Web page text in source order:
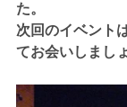
た。
次回のイベント
てお会いしまし